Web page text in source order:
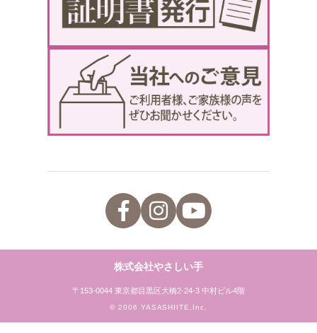
株式会社やさしい手
〒153-0044 東京都目黒区大橋2-24-3 中村ビル4階
© 2006 YASASHIITE,Inc.